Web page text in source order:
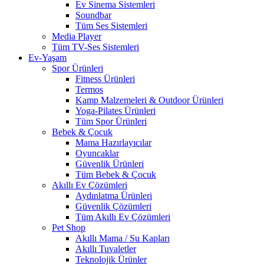
Ev Sinema Sistemleri
Soundbar
Tüm Ses Sistemleri
Media Player
Tüm TV-Ses Sistemleri
Ev-Yaşam
Spor Ürünleri
Fitness Ürünleri
Termos
Kamp Malzemeleri & Outdoor Ürünleri
Yoga-Pilates Ürünleri
Tüm Spor Ürünleri
Bebek & Çocuk
Mama Hazırlayıcılar
Oyuncaklar
Güvenlik Ürünleri
Tüm Bebek & Çocuk
Akıllı Ev Çözümleri
Aydınlatma Ürünleri
Güvenlik Çözümleri
Tüm Akıllı Ev Çözümleri
Pet Shop
Akıllı Mama / Su Kapları
Akıllı Tuvaletler
Teknolojik Ürünler